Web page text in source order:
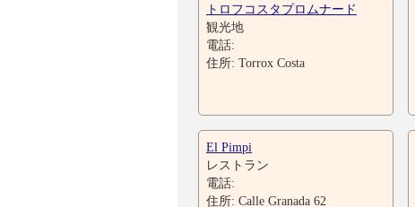
トロフコスタプロムナード
観光地
電話:
住所: Torrox Costa
El Pimpi
レストラン
電話:
住所: Calle Granada 62